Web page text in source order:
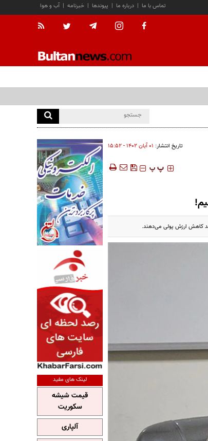
آب و هوا | خبرنامه | پیوندها | درباره ما | تماس با ما
تاریخ انتشار: ۰۱ آبان ۱۴۰۲ - ۱۵:۵۲
‍‍‍ پ پ
کاهش ارزش پولی می‌دهند.
لینک های مفید
قیمت شیشه
سکوریت
آلپاری